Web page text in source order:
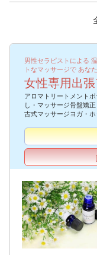
男性セラピストによる
トなマッサージで あな
女性専用出
アロマトリートメント
し・マッサージ骨盤矯
古式マッサージヨガ・